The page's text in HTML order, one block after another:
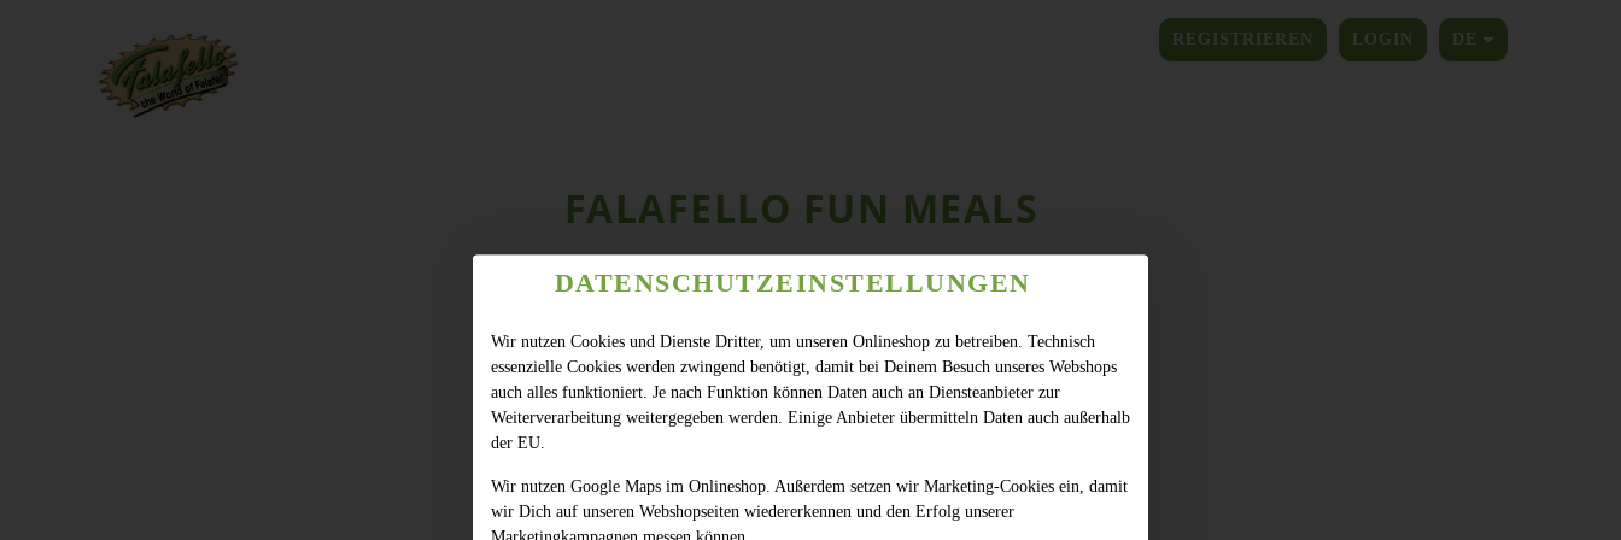
REGISTRIEREN LOGIN DE
SPRACHE
FALAFELLO FUN MEALS
DATENSCHUTZEINSTELLUNGEN
Wir nutzen Cookies und Dienste Dritter, um unseren Onlineshop zu betreiben. Technisch
essenzielle Cookies werden zwingend benötigt, damit bei Deinem Besuch unseres Webshops
auch alles funktioniert. Je nach Funktion können Daten auch an Diensteanbieter zur
Weiterverarbeitung weitergegeben werden. Einige Anbieter übermitteln Daten auch außerhalb
der EU.
Wir nutzen Google Maps im Onlineshop. Außerdem setzen wir Marketing-Cookies ein, damit
wir Dich auf unseren Webshopseiten wiedererkennen und den Erfolg unserer
Marketingkampagnen messen können.